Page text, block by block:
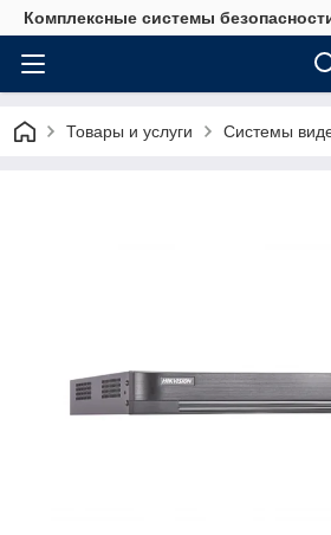
Комплексные системы
Товары и услуги Системы